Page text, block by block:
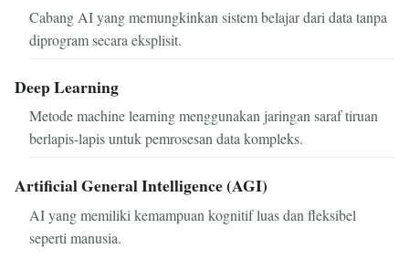
Cabang AI yang memungkinkan sistem belajar dari data tanpa
diprogram secara eksplisit.
Deep Learning
Metode machine learning menggunakan jaringan saraf tiruan
berlapis-lapis untuk pemrosesan data kompleks.
Artificial General Intelligence (AGI)
AI yang memiliki kemampuan kognitif luas dan fleksibel
seperti manusia.